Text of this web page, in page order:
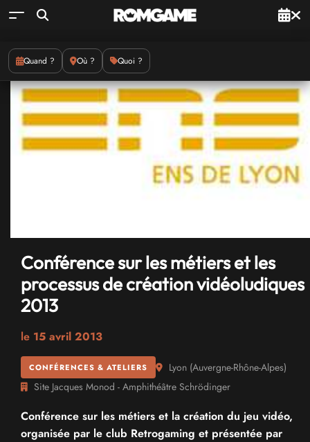
Quand ? Où ? Quoi ?
Conférence sur les métiers et les
processus de création vidéoludiques
2013
le 15 avril 2013
CONFÉRENCES & ATELIERS Lyon (Auvergne-Rhône-Alpes)
Site Jacques Monod - Amphithéâtre Schrödinger
Conférence sur les métiers et la création du jeu vidéo,
organisée par le club Retrogaming et présentée par